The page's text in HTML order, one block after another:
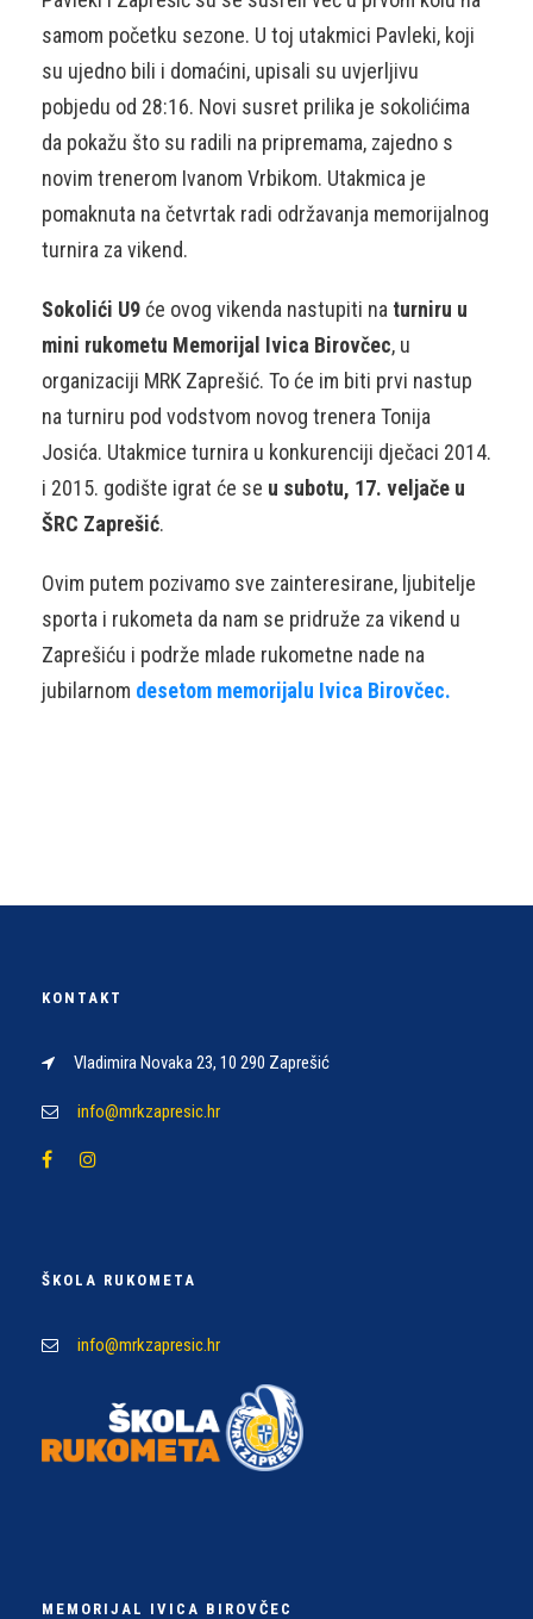
samom početku sezone. U toj utakmici Pavleki, koji
su ujedno bili i domaćini, upisali su uvjerljivu
pobjedu od 28:16. Novi susret prilika je sokolićima
da pokažu što su radili na pripremama, zajedno s
novim trenerom Ivanom Vrbikom. Utakmica je
pomaknuta na četvrtak radi održavanja memorijalnog
turnira za vikend.
Sokolići U9će ovog vikenda nastupiti na turniru u
mini rukometu Memorijal Ivica Birovčec, u
organizaciji MRK Zaprešić. To će im biti prvi nastup
na turniru pod vodstvom novog trenera Tonija
Josića. Utakmice turnira u konkurenciji dječaci 2014.
i 2015. godište igrat će se u subotu, 17. veljače u
ŠRC Zaprešić.
Ovim putem pozivamo sve zainteresirane, ljubitelje
sporta i rukometa da nam se pridruže za vikend u
Zaprešiću i podrže mlade rukometne nade na
jubilarnom desetom memorijalu Ivica Birovčec.
KONTAKT
Vladimira Novaka 23, 10 290 Zaprešić
info@mrkzapresic.hr
ŠKOLA RUKOMETA
info@mrkzapresic.hr
MEMORIJAL IVICA BIROVČEC